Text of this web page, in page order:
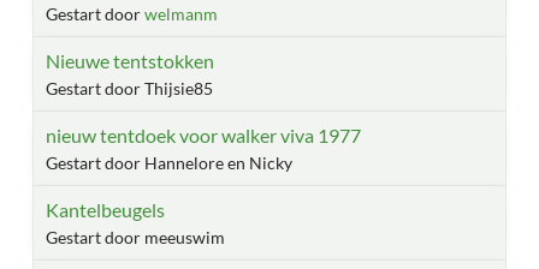
Gestart doorwelmanm
Nieuwe tentstokken
Gestart door Thijsie85
nieuw tentdoek voor walker viva 1977
Gestart door Hannelore en Nicky
Kantelbeugels
Gestart door meeuswim